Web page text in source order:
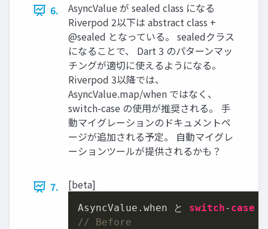
6.
AsyncValue が sealed class になる
Riverpod 2以下は abstract class +
@sealed となっている。 sealedクラス
になることで、 Dart 3 のパターンマッ
チングが適切に使えるようになる。
Riverpod 3以降では、
AsyncValue.map/when ではなく、
switch-case の使用が推奨される。 手
動マイグレーションのドキュメントペ
ージが追加される予定。 自動マイグレ
ーションツールが提供されるかも？
7. [beta]
AsyncValue.when と switch- case
// Before